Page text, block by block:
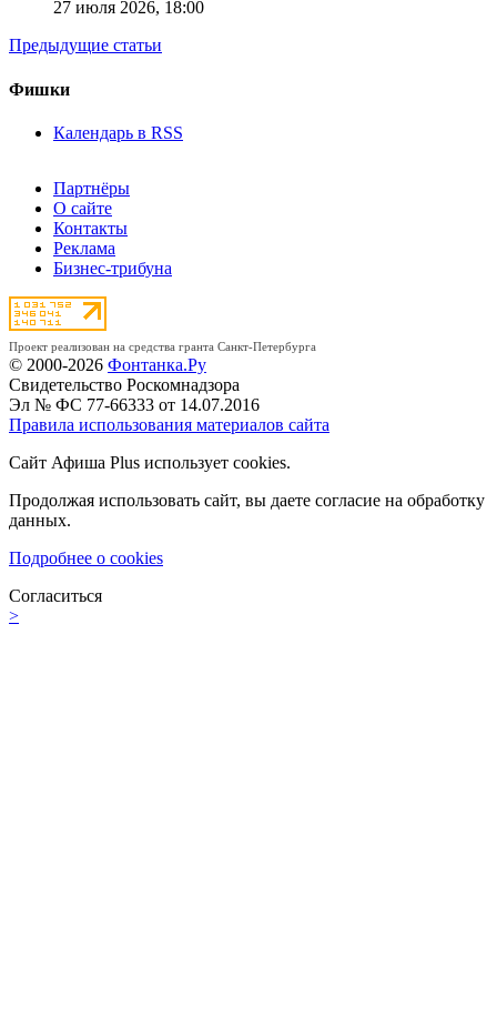
27 июля 2026, 18:00
Предыдущие статьи
Фишки
Календарь в RSS
Партнёры
О сайте
Контакты
Реклама
Бизнес-трибуна
Проект реализован на средства гранта Санкт-Петербурга
© 2000-2026 Фонтанка.Ру
Свидетельство Роскомнадзора
Эл № ФС 77-66333 от 14.07.2016
Правила использования материалов сайта
Сайт Афиша Plus использует cookies.
Продолжая использовать сайт, вы даете согласие на обработку
данных.
Подробнее о cookies
Согласиться
>